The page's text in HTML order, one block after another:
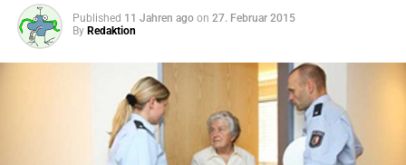
Published 11 Jahren ago on 27. Februar 2015
By Redaktion